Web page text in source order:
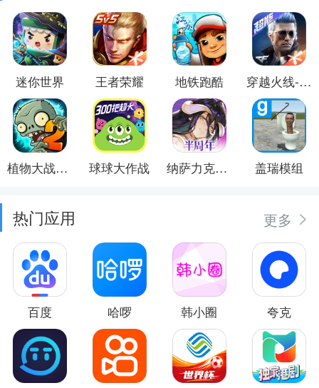
迷你世界 王者荣耀 地铁跑酷 穿越火线-枪战王者
植物大战僵尸2 球球大作战 纳萨力克之王 盖瑞模组
热门应用 更多
百度 哈啰 韩小圈 夸克